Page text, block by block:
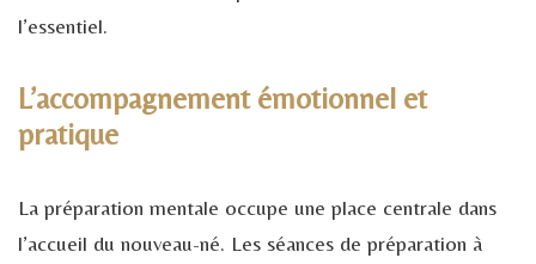
l’essentiel.
L’accompagnement émotionnel et
pratique
La préparation mentale occupe une place centrale dans
l’accueil du nouveau-né. Les séances de préparation à